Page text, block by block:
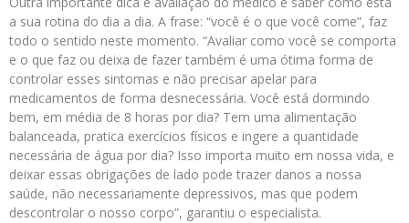
a sua rotina do dia a dia. A frase: “você é o que você come”, faz
todo o sentido neste momento. “Avaliar como você se comporta
e o que faz ou deixa de fazer também é uma ótima forma de
controlar esses sintomas e não precisar apelar para
medicamentos de forma desnecessária. Você está dormindo
bem, em média de 8 horas por dia? Tem uma alimentação
balanceada, pratica exercícios físicos e ingere a quantidade
necessária de água por dia? Isso importa muito em nossa vida, e
deixar essas obrigações de lado pode trazer danos a nossa
saúde, não necessariamente depressivos, mas que podem
descontrolar o nosso corpo”, garantiu o especialista.